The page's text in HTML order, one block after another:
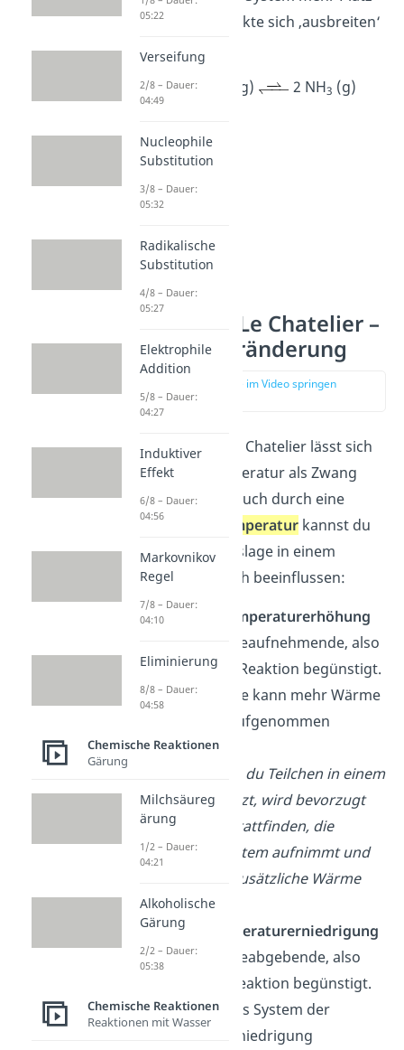
ist und die Edukte sich ‚ausbreiten‘
können.
N2 (g) + 3 H (g) 2 NH3 (g)
Prinzip von Le Chatelier –
Temperaturänderung
zur Stelle im Video springen
(02:03)
Das Prinzip von Le Chatelier lässt sich
auch auf die Temperatur als Zwang
anwenden, denn auch durch eine
Änderung der
Temperatur kannst du
die Gleichgewichtslage in einem
System maßgeblich beeinflussen:
Durch eine
Temperaturerhöhung
wird die wärmeaufnehmende, also
endotherme
, Reaktion begünstigt.
Auf diese Weise kann mehr Wärme
vom System aufgenommen
werden.
Wenn du Teilchen in einem
Behältnis erhitzt, wird bevorzugt
die Reaktion stattfinden, die
Wärme ins System aufnimmt und
nicht die, die zusätzliche Wärme
abgibt.
Bei einer
Temperaturerniedrigung
wird die wärmeabgebende, also
, Reaktion begünstigt.
So versucht das System der
Temperaturerniedrigung
05:22
Verseifung
2/8 – Dauer:
04:49
Nucleophile
Substitution
3/8 – Dauer:
05:32
Radikalische
Substitution
4/8 – Dauer:
05:27
Elektrophile
Addition
5/8 – Dauer:
04:27
Induktiver
Effekt
6/8 – Dauer:
04:56
Markovnikov
Regel
7/8 – Dauer:
04:10
Eliminierung
8/8 – Dauer:
04:58
Chemische Reaktionen
Gärung
Milchsäureg
ärung
1/2 – Dauer:
04:21
Alkoholische
Gärung
2/2 – Dauer:
05:38
Chemische Reaktionen
Reaktionen mit Wasser